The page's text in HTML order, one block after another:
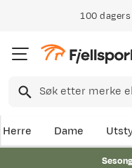
100
Herre Dame